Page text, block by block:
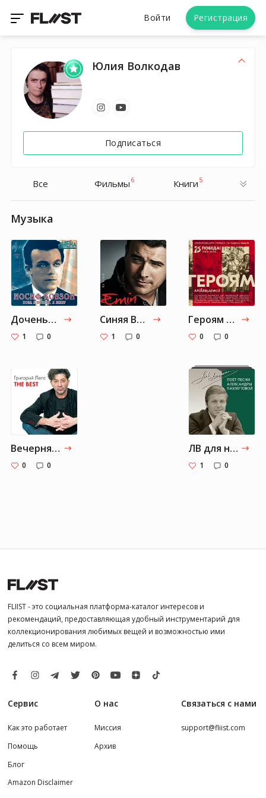
Войти Регистрация
Юлия Волкодав
Подписаться
Все Фильмы 6 Книги 5
Музыка
Доченька — Joseph Kobzon
1 0
Синяя Вечность (feat. Muslim Magomaev) — EMIN, Muslim Magomayev
1 0
Героям посвящается — Grigory Leps, JONY, EMIN, Artik & Asti, Stas Mikhaylov, Nikolay Baskov, Larisa Dolina, Sergey Zhukov, TSOY, Brandon Stone, Zara, Denis Klyaver, Olga Buzova, Yulianna Karaulova, NAZIMA
0 0
Вечерняя застольная — Grigory Leps, Alexander Rosenbaum, Joseph Kobzon
0 0
ЛВ для начинающих
1 0
FLIIST - это социальная платформа-каталог интересов и
рекомендаций, предоставляющая удобный инструментарий для
коллекционирования любимых вещей и возможностью ими
делиться со всем миром.
Сервис
Как это работает
Помощь
Блог
Amazon Disclaimer
О нас
Миссия
Архив
Связаться с нами
support@fliist.com